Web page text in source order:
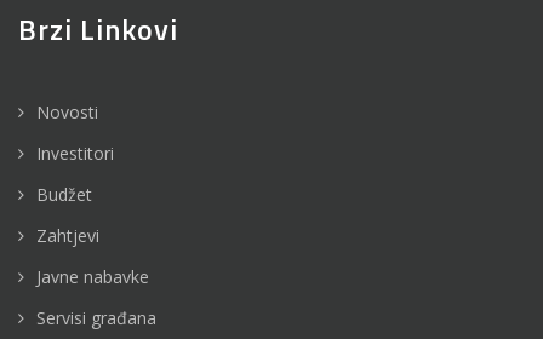
Brzi Linkovi
Novosti
Investitori
Budžet
Zahtjevi
Javne nabavke
Servisi građana